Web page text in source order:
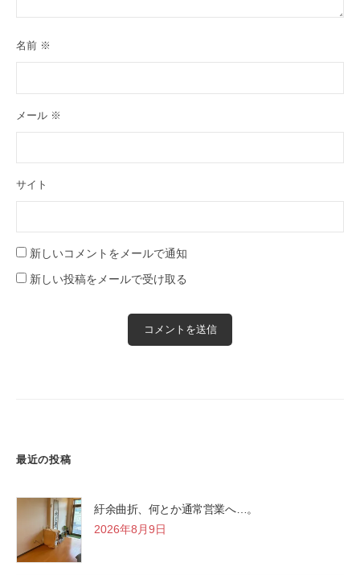
名前 ※
メール ※
サイト
新しいコメントをメールで通知
新しい投稿をメールで受け取る
最近の投稿
紆余曲折、何とか通常営業へ…。
2026年8月9日